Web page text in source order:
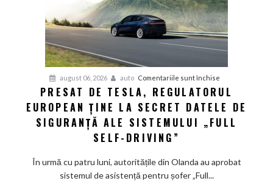
august 06, 2026 auto Comentariile sunt închise
Presat
de
Tesla,
ține
PRESAT DE TESLA, REGULATORUL
EUROPEAN ȚINE LA SECRET DATELE DE
SIGURANȚĂ ALE SISTEMULUI „FULL
SELF-DRIVING”
În urmă cu patru luni, autoritățile din Olanda au aprobat
sistemul de asistență pentru șofer „Full...